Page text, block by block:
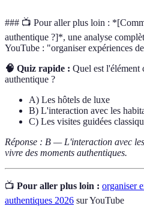
### 📺 Pour aller plus loin :
authentique ?]*, une analyse
YouTube : "organiser expériences
🧠 Quiz rapide : Quel est l'élément
authentique ?
A) Les hôtels de luxe
B) L'interaction avec les
C) Les visites guidées
Réponse : B — L'interaction avec
vivre des moments authentiques.
📺 Pour aller plus loin : organiser
authentiques 2026 sur YouTube